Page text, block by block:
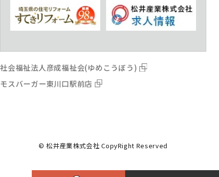
© 松井産業株式会社 CopyRight Reserved
社会福祉法人彦成福祉会(ゆめこうぼう)
モスバーガー東川口駅前店